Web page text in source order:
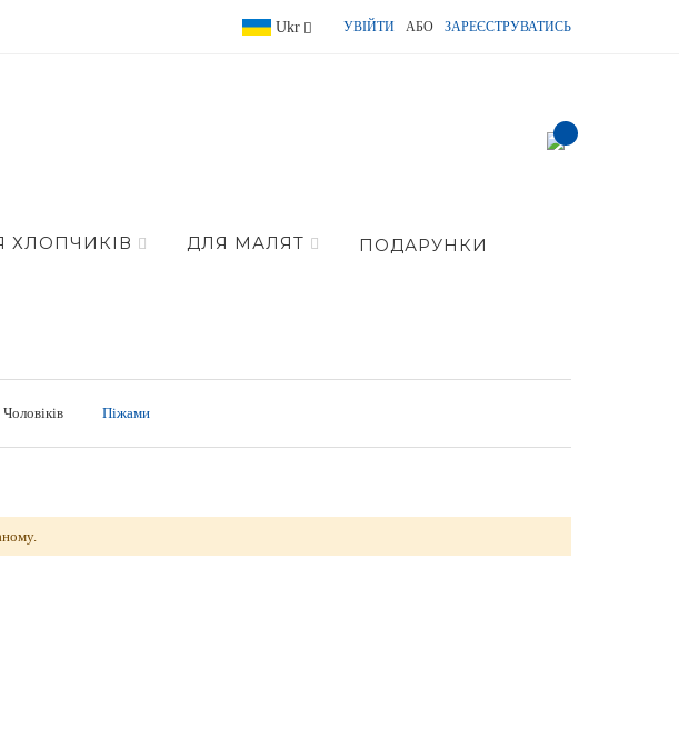
Language
Ukr УВІЙТИ АБО ЗАРЕЄСТРУВАТИСЬ
item(s) -
ХЛОПЧИКІВ ДЛЯ МАЛЯТ ПОДАРУНКИ
Піжами